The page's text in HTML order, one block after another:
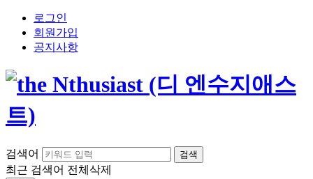
로그인
회원가입
공지사항
검색어 검색
최근 검색어 전체삭제